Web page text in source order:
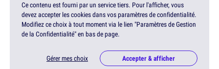
Ce contenu est fourni par un service tiers. Pour l'afficher, vous
devez accepter les cookies dans vos paramètres de confidentialité.
Modifiez ce choix à tout moment via le lien "Paramètres de Gestion
de la Confidentialité" en bas de page.
Gérer mes choix Accepter & afficher